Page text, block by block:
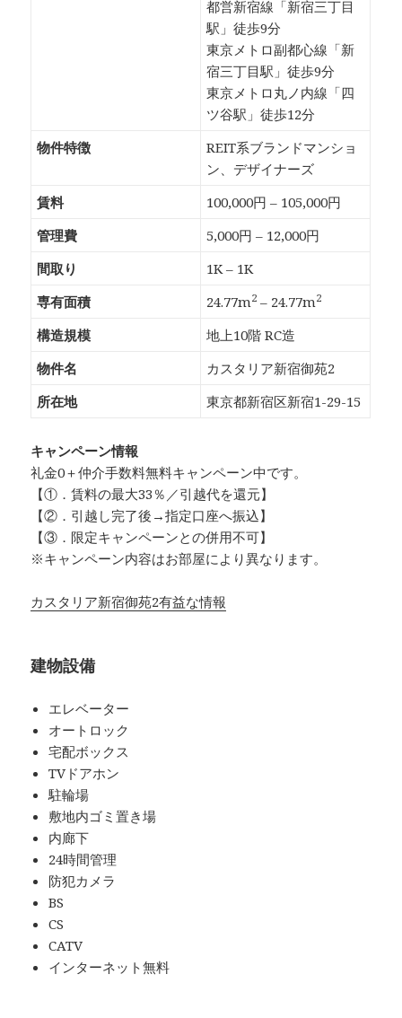
都営新宿線「新宿三丁目
駅」徒歩9分
東京メトロ副都心線「新
宿三丁目駅」徒歩9分
東京メトロ丸ノ内線「四
ツ谷駅」徒歩12分
物件特徴
REIT系ブランドマンショ
ン、デザイナーズ
賃料
100,000円 – 105,000円
管理費
5,000円 – 12,000円
間取り
1K – 1K
専有面積
24.77m2 – 24.77m2
構造規模
地上10階 RC造
物件名
カスタリア新宿御苑2
所在地
東京都新宿区新宿1-29-15
キャンペーン情報
礼金0＋仲介手数料無料キャンペーン中です。
【①．賃料の最大33％／引越代を還元】
【②．引越し完了後→指定口座へ振込】
【③．限定キャンペーンとの併用不可】
※キャンペーン内容はお部屋により異なります。
カスタリア新宿御苑2有益な情報
建物設備
エレベーター
オートロック
宅配ボックス
TVドアホン
駐輪場
敷地内ゴミ置き場
内廊下
24時間管理
防犯カメラ
BS
CS
CATV
インターネット無料